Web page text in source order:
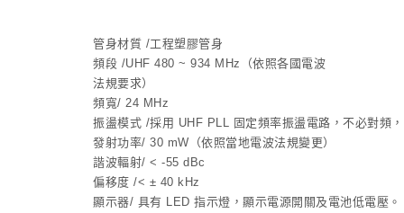
管身材質 /工程塑膠管身
頻段 /UHF 480 ~ 934 MHz（依照各國電波
法規要求）
頻寬/ 24 MHz
振盪模式 /採用 UHF PLL 固定頻率振盪電路，不必對頻
發射功率/ 30 mW（依照當地電波法規變更）
諧波輻射/ < -55 dBc
偏移度 /< ± 40 kHz
顯示器/ 具有 LED 指示燈，顯示電源開關及電池低電壓。